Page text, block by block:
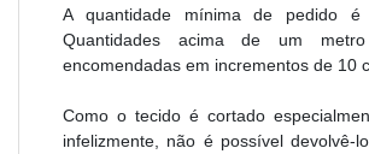
A quantidade mínima de pedido
Quantidades acima de um
encomendadas em incrementos de 10
Como o tecido é cortado
infelizmente, não é possível devolvê-